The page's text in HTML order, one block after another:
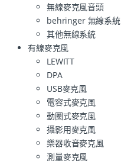
無線麥克風音頭
behringer 無線系統
其他無線系統
有線麥克風
LEWITT
DPA
USB麥克風
電容式麥克風
動圈式麥克風
攝影用麥克風
樂器收音麥克風
測量麥克風